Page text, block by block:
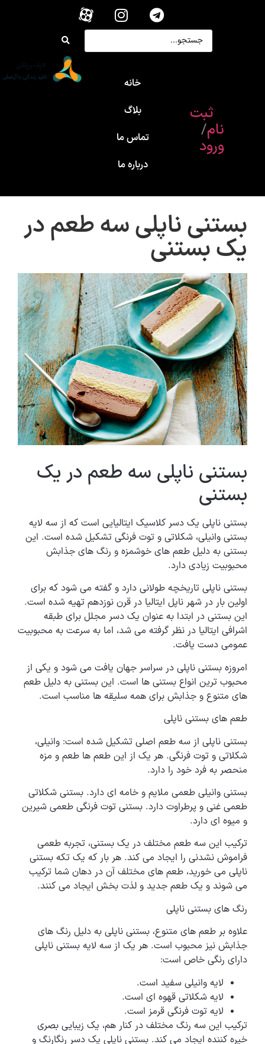
ثبت
نام/
ورود
خانه
بلاگ
تماس ما
درباره ما
بستنی ناپلی سه طعم در
یک بستنی
بستنی ناپلی سه طعم در یک
بستنی
بستنی ناپلی یک دسر کلاسیک ایتالیایی است که از سه لایه
بستنی وانیلی، شکلاتی و توت فرنگی تشکیل شده است. این
بستنی به دلیل طعم های خوشمزه و رنگ های جذابش
محبوبیت زیادی دارد.
بستنی ناپلی تاریخچه طولانی دارد و گفته می شود که برای
اولین بار در شهر ناپل ایتالیا در قرن نوزدهم تهیه شده است.
این بستنی در ابتدا به عنوان یک دسر مجلل برای طبقه
اشرافی ایتالیا در نظر گرفته می شد، اما به سرعت به محبوبیت
عمومی دست یافت.
امروزه بستنی ناپلی در سراسر جهان یافت می شود و یکی از
محبوب ترین انواع بستنی ها است. این بستنی به دلیل طعم
های متنوع و جذابش برای همه سلیقه ها مناسب است.
طعم های بستنی ناپلی
بستنی ناپلی از سه طعم اصلی تشکیل شده است: وانیلی،
شکلاتی و توت فرنگی. هر یک از این طعم ها طعم و مزه
منحصر به فرد خود را دارد.
بستنی وانیلی طعمی ملایم و خامه ای دارد. بستنی شکلاتی
طعمی غنی و پرطراوت دارد. بستنی توت فرنگی طعمی شیرین
و میوه ای دارد.
ترکیب این سه طعم مختلف در یک بستنی، تجربه طعمی
فراموش نشدنی را ایجاد می کند. هر بار که یک تکه بستنی
ناپلی می خورید، طعم های مختلف آن در دهان شما ترکیب
می شوند و یک طعم جدید و لذت بخش ایجاد می کنند.
رنگ های بستنی ناپلی
علاوه بر طعم های متنوع، بستنی ناپلی به دلیل رنگ های
جذابش نیز محبوب است. هر یک از سه لایه بستنی ناپلی
دارای رنگی خاص است:
لایه وانیلی سفید است.
لایه شکلاتی قهوه ای است.
لایه توت فرنگی قرمز است.
ترکیب این سه رنگ مختلف در کنار هم، یک زیبایی بصری
خیره کننده ایجاد می کند. بستنی ناپلی یک دسر رنگارنگ و